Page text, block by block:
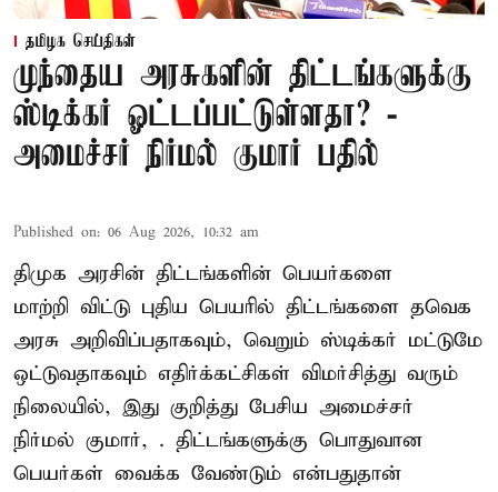
தமிழக செய்திகள்
முந்தைய அரசுகளின் திட்டங்களுக்கு
ஸ்டிக்கர் ஓட்டப்பட்டுள்ளதா? -
அமைச்சர் நிர்மல் குமார் பதில்
Published on: 06 Aug 2026, 10:32 am
திமுக அரசின் திட்டங்களின் பெயர்களை
மாற்றி விட்டு புதிய பெயரில் திட்டங்களை தவெக
அரசு அறிவிப்பதாகவும், வெறும் ஸ்டிக்கர் மட்டுமே
ஒட்டுவதாகவும் எதிர்க்கட்சிகள் விமர்சித்து வரும்
நிலையில், இது குறித்து பேசிய அமைச்சர்
நிர்மல் குமார், . திட்டங்களுக்கு பொதுவான
பெயர்கள் வைக்க வேண்டும் என்பதுதான்